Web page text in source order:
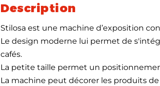
Description
Stilosa est une machine d’exposition
Le design moderne lui permet de
cafés.
La petite taille permet un
La machine peut décorer les produits